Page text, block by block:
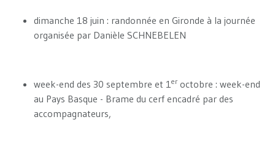
dimanche 18 juin : randonnée en Gironde à la journée
organisée par Danièle SCHNEBELEN
week-end des 30 septembre et 1 er octobre : week-end
au Pays Basque - Brame du cerf encadré par des
accompagnateurs,